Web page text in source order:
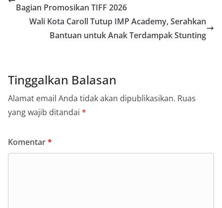
Bagian Promosikan TIFF 2026
Wali Kota Caroll Tutup IMP Academy, Serahkan
Bantuan untuk Anak Terdampak Stunting
Tinggalkan Balasan
Alamat email Anda tidak akan dipublikasikan. Ruas
yang wajib ditandai *
Komentar*